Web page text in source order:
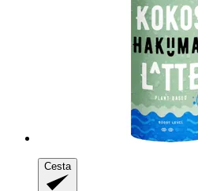
Cesta